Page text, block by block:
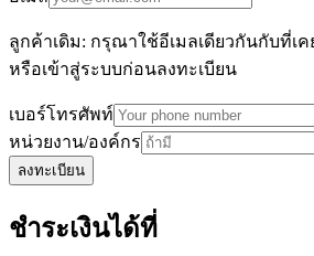
ลูกค้าเดิม: กรุณาใช้อีเมลเดียวกันกับที่เค
หรือเข้าสู่ระบบก่อนลงทะเบียน
เบอร์โทรศัพท์
หน่วยงาน/องค์กร
ลงทะเบียน
ชำระเงินได้ที่